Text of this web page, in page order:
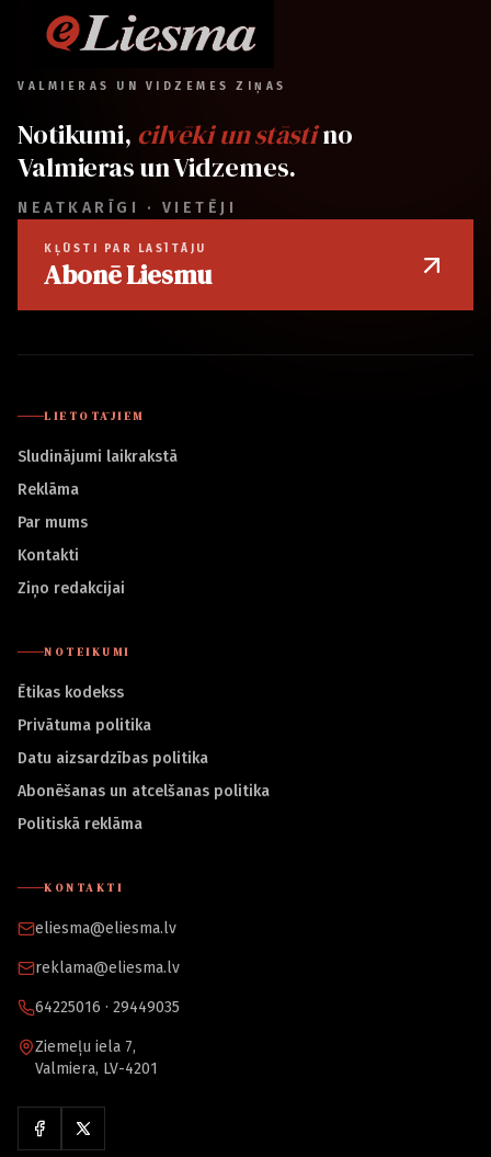
VALMIERAS UN VIDZEMES ZIŅAS
Notikumi, cilvēki un stāstino
Valmieras un Vidzemes.
NEATKARĪGI · VIETĒJI
KĻŪSTI PAR LASĪTĀJU
Abonē Liesmu
LIETOTĀJIEM
Sludinājumi laikrakstā
Reklāma
Par mums
Kontakti
Ziņo redakcijai
NOTEIKUMI
Ētikas kodekss
Privātuma politika
Datu aizsardzības politika
Abonēšanas un atcelšanas politika
Politiskā reklāma
KONTAKTI
eliesma@eliesma.lv
reklama@eliesma.lv
64225016 · 29449035
Ziemeļu iela 7,
Valmiera, LV-4201